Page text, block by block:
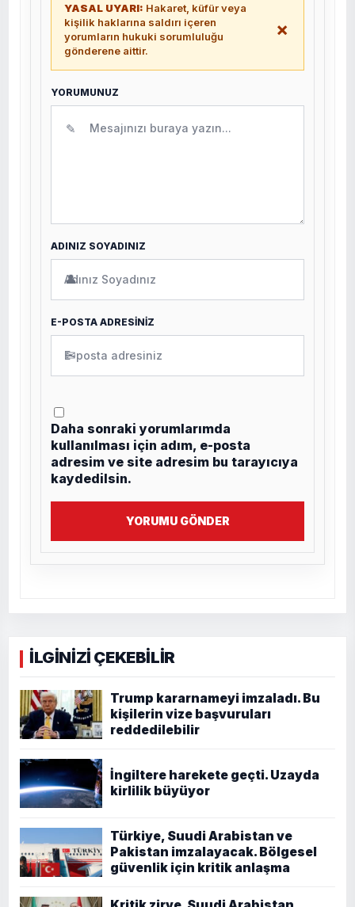
YASAL UYARI: Hakaret, küfür veya
kişilik haklarına saldırı içeren
yorumların hukuki sorumluluğu
gönderene aittir.
×
YORUMUNUZ
✎
ADINIZ SOYADINIZ
👤
E-POSTA ADRESİNİZ
✉
Daha sonraki yorumlarımda
kullanılması için adım, e-posta
adresim ve site adresim bu tarayıcıya
kaydedilsin.
YORUMU GÖNDER
İLGİNİZİ ÇEKEBİLİR
Trump kararnameyi imzaladı. Bu
kişilerin vize başvuruları
reddedilebilir
İngiltere harekete geçti. Uzayda
kirlilik büyüyor
Türkiye, Suudi Arabistan ve
Pakistan imzalayacak. Bölgesel
güvenlik için kritik anlaşma